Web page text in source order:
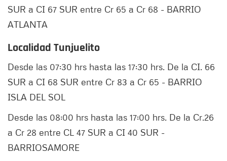
SUR a CI 67 SUR entre Cr 65 a Cr 68 - BARRIO
ATLANTA
Localidad Tunjuelito
Desde las 07:30 hrs hasta las 17:30 hrs. De la CI. 66
SUR a CI 68 SUR entre Cr 83 a Cr 65 - BARRIO
ISLA DEL SOL
Desde las 08:00 hrs hasta las 17:00 hrs. De la Cr.26
a Cr 28 entre CL 47 SUR a CI 40 SUR -
BARRIOSAMORE